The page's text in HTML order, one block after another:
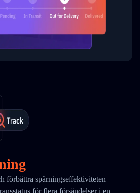
förbättra spårningseffektiviteten
för flera försändelser i en